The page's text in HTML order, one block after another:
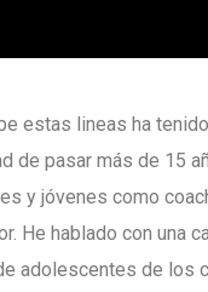
estas lineas ha
de pasar más de 15
y jóvenes como
He hablado con una
adolescentes de los